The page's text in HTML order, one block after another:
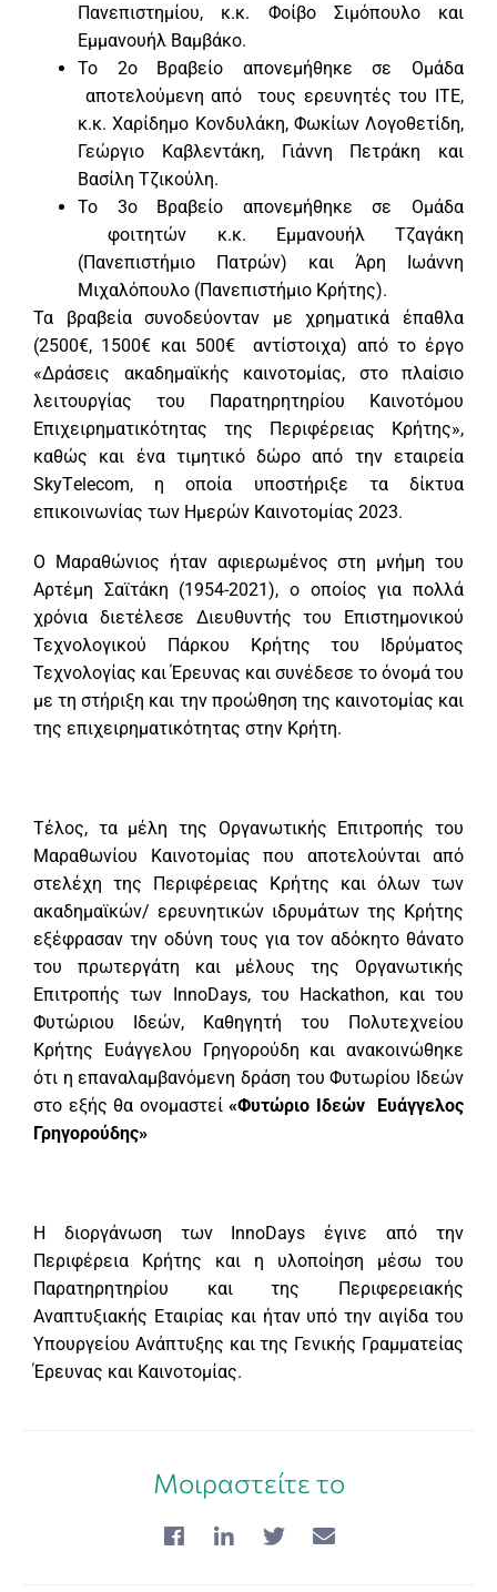
Πανεπιστημίου, κ.κ. Φοίβο Σιμόπουλο και
Εμμανουήλ Βαμβάκο.
Το 2ο Βραβείο απονεμήθηκε σε Ομάδα
αποτελούμενη από τους ερευνητές του ΙΤΕ,
κ.κ. Χαρίδημο Κονδυλάκη, Φωκίων Λογοθετίδη,
Γεώργιο Καβλεντάκη, Γιάννη Πετράκη και
Βασίλη Τζικούλη.
Το 3ο Βραβείο απονεμήθηκε σε Ομάδα
φοιτητών κ.κ. Εμμανουήλ Τζαγάκη
(Πανεπιστήμιο Πατρών) και Άρη Ιωάννη
Μιχαλόπουλο (Πανεπιστήμιο Κρήτης).
Τα βραβεία συνοδεύονταν με χρηματικά έπαθλα
(2500€, 1500€ και 500€ αντίστοιχα) από το έργο
«Δράσεις ακαδημαϊκής καινοτομίας, στο πλαίσιο
λειτουργίας του Παρατηρητηρίου Καινοτόμου
Επιχειρηματικότητας της Περιφέρειας Κρήτης»,
καθώς και ένα τιμητικό δώρο από την εταιρεία
SkyΤelecom, η οποία υποστήριξε τα δίκτυα
επικοινωνίας των Ημερών Καινοτομίας 2023.
Ο Μαραθώνιος ήταν αφιερωμένος στη μνήμη του
Αρτέμη Σαϊτάκη (1954-2021), ο οποίος για πολλά
χρόνια διετέλεσε Διευθυντής του Επιστημονικού
Τεχνολογικού Πάρκου Κρήτης του Ιδρύματος
Τεχνολογίας και Έρευνας και συνέδεσε το όνομά του
με τη στήριξη και την προώθηση της καινοτομίας και
της επιχειρηματικότητας στην Κρήτη.
Τέλος, τα μέλη της Οργανωτικής Επιτροπής του
Μαραθωνίου Καινοτομίας που αποτελούνται από
στελέχη της Περιφέρειας Κρήτης και όλων των
ακαδημαϊκών/ ερευνητικών ιδρυμάτων της Κρήτης
εξέφρασαν την οδύνη τους για τον αδόκητο θάνατο
του πρωτεργάτη και μέλους της Οργανωτικής
Επιτροπής των InnoDays, του Hackathon, και του
Φυτώριου Ιδεών, Καθηγητή του Πολυτεχνείου
Κρήτης Ευάγγελου Γρηγορούδη και ανακοινώθηκε
ότι η επαναλαμβανόμενη δράση του Φυτωρίου Ιδεών
στο εξής θα ονομαστεί«Φυτώριο Ιδεών Ευάγγελος
Γρηγορούδης»
H διοργάνωση των InnoDays έγινε από την
Περιφέρεια Κρήτης και η υλοποίηση μέσω του
Παρατηρητηρίου και της Περιφερειακής
Αναπτυξιακής Εταιρίας και ήταν υπό την αιγίδα του
Υπουργείου Ανάπτυξης και της Γενικής Γραμματείας
Έρευνας και Καινοτομίας.
Μοιραστείτε το